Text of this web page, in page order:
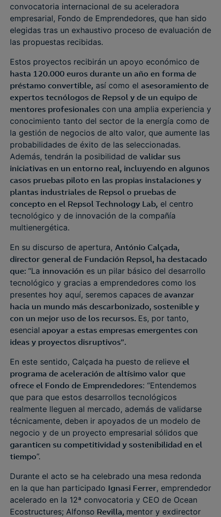
convocatoria internacional de su aceleradora
empresarial, Fondo de Emprendedores, que han sido
elegidas tras un exhaustivo proceso de evaluación de
las propuestas recibidas.
Estos proyectos recibirán un apoyo económico de
hasta 120.000 euros durante un año en forma de
préstamo convertible, así como el asesoramiento de
expertos tecnólogos de Repsol y de un equipo de
mentores profesionales con una amplia experiencia y
conocimiento tanto del sector de la energía como de
la gestión de negocios de alto valor, que aumente las
probabilidades de éxito de las seleccionadas.
Además, tendrán la posibilidad de validar sus
iniciativas en un entorno real, incluyendo en algunos
casos pruebas piloto en las propias instalaciones y
plantas industriales de Repsol o pruebas de
concepto en el Repsol Technology Lab, el centro
tecnológico y de innovación de la compañía
multienergética.
En su discurso de apertura, António Calçada,
director general de Fundación Repsol, ha destacado
que: “La innovación es un pilar básico del desarrollo
tecnológico y gracias a emprendedores como los
presentes hoy aquí, seremos capaces de avanzar
hacia un mundo más descarbonizado, sostenible y
con un mejor uso de los recursos. Es, por tanto,
esencial apoyar a estas empresas emergentes con
ideas y proyectos disruptivos”.
En este sentido, Calçada ha puesto de relieve el
programa de aceleración de altísimo valor que
ofrece el Fondo de Emprendedores: “Entendemos
que para que estos desarrollos tecnológicos
realmente lleguen al mercado, además de validarse
técnicamente, deben ir apoyados de un modelo de
negocio y de un proyecto empresarial sólidos que
garanticen su competitividad y sostenibilidad en el
tiempo”.
Durante el acto se ha celebrado una mesa redonda
en la que han participado Ignasi Ferrer, emprendedor
acelerado en la 12ª convocatoria y CEO de Ocean
Ecostructures; Alfonso Revilla, mentor y exdirector